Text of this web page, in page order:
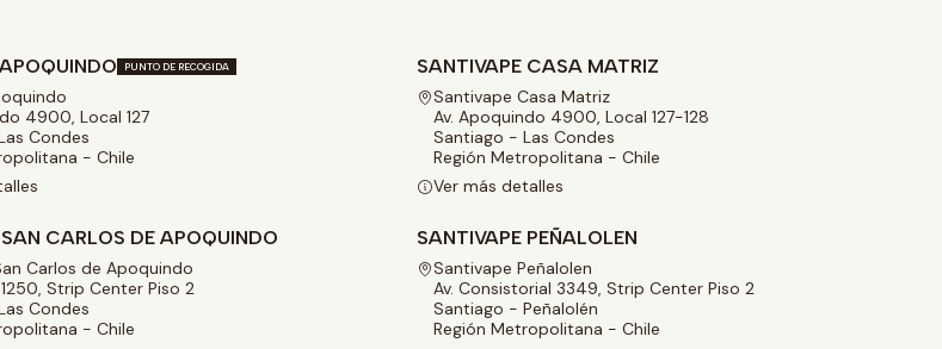
PUNTO DE RECOGIDA
4900, Local 127
Condes
- Chile
SANTIVAPE CASA MATRIZ
Santivape Casa Matriz
Av. Apoquindo 4900, Local 127-128
Santiago - Las Condes
Región Metropolitana - Chile
Ver más detalles
CARLOS DE APOQUINDO
Carlos de Apoquindo
1250, Strip Center Piso 2
Condes
- Chile
SANTIVAPE PEÑALOLEN
Santivape Peñalolen
Av. Consistorial 3349, Strip Center Piso 2
Santiago - Peñalolén
Región Metropolitana - Chile